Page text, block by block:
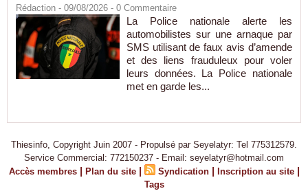
Rédaction - 09/08/2026 - 0 Commentaire
La Police nationale alerte les
automobilistes sur une arnaque par
SMS utilisant de faux avis d’amende
et des liens frauduleux pour voler
leurs données. La Police nationale
met en garde les...
Thiesinfo, Copyright Juin 2007 - Propulsé par Seyelatyr: Tel 775312579.
Service Commercial: 772150237 - Email: seyelatyr@hotmail.com
Accès membres | Plan du site | Syndication | Inscription au site |
Tags